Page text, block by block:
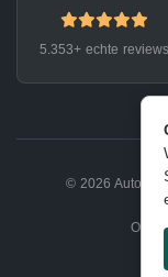
5.353+ echte reviews
© 2026